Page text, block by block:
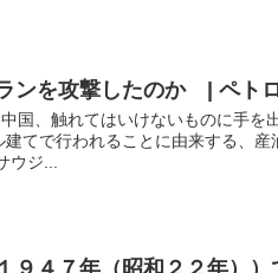
ンを攻撃したのか | ペト
国、触れてはいけないものに手を
てで行われることに由来する、産
ウジ...
９４７年（昭和２２年））